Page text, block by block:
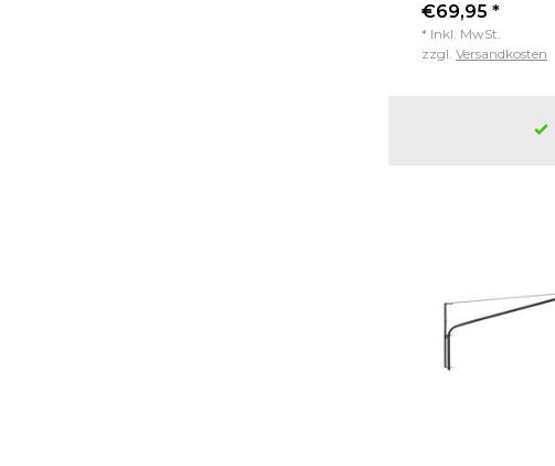
€69,95 *
* Inkl. MwSt.
zzgl. Versandkosten